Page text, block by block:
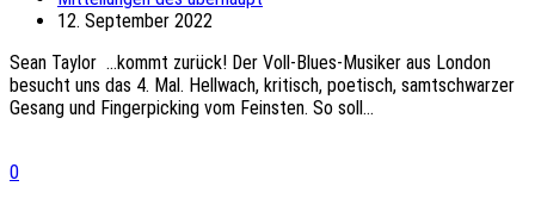
12. September 2022
Sean Taylor …kommt zurück! Der Voll-Blues-Musiker aus London
besucht uns das 4. Mal. Hellwach, kritisch, poetisch, samtschwarzer
Gesang und Fingerpicking vom Feinsten. So soll...
0